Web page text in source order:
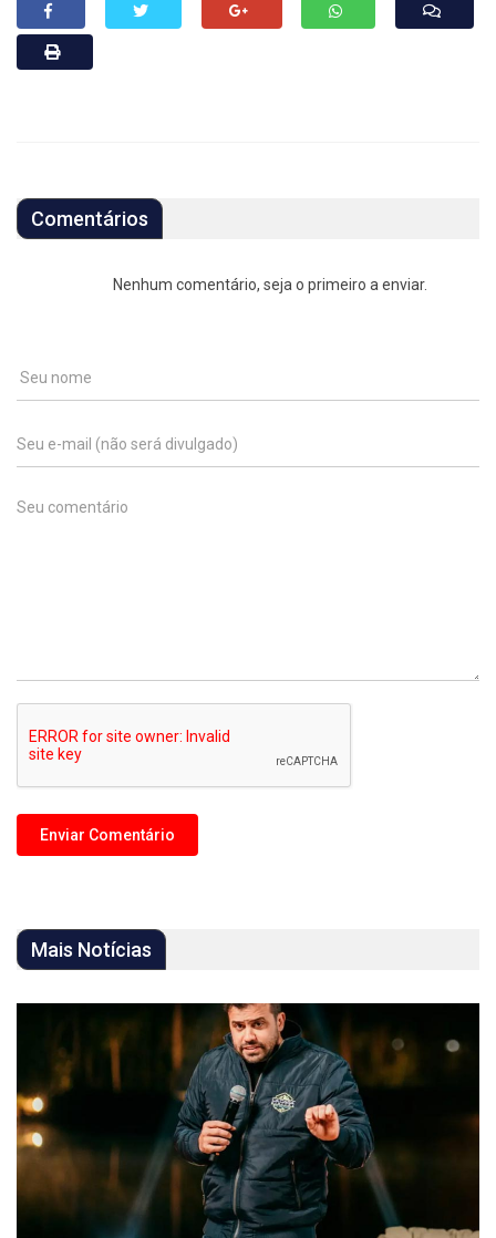
Comentários
Nenhum comentário, seja o primeiro a enviar.
Mais Notícias